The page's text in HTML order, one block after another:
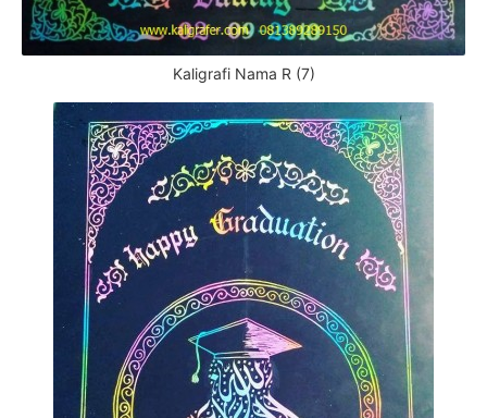
Kaligrafi Nama R (7)